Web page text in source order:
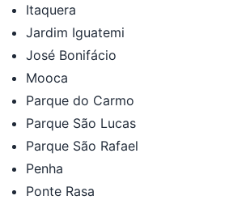
Itaquera
Jardim Iguatemi
José Bonifácio
Mooca
Parque do Carmo
Parque São Lucas
Parque São Rafael
Penha
Ponte Rasa